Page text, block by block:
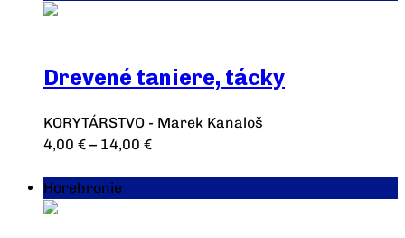
Drevené taniere, tácky
KORYTÁRSTVO - Marek Kanaloš
4,00 € – 14,00 €
Horehronie